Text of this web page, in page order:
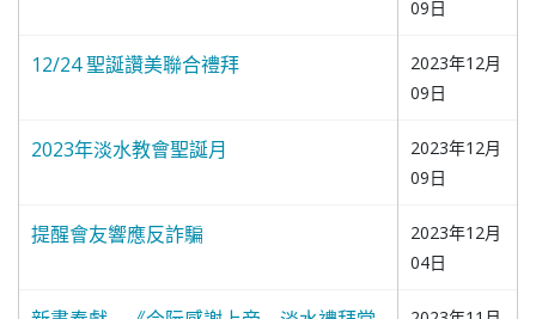
09日
12/24 聖誕讚美聯合禮拜
2023年12月
09日
2023年淡水教會聖誕月
2023年12月
09日
提醒會友響應反詐騙
2023年12月
04日